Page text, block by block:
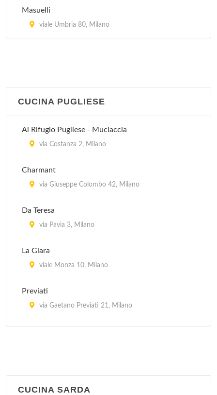
Da Francesca
viale Argonne 32, Milano
Masuelli
viale Umbria 80, Milano
CUCINA PUGLIESE
Al Rifugio Pugliese - Muciaccia
via Costanza 2, Milano
Charmant
via Giuseppe Colombo 42, Milano
Da Teresa
via Pavia 3, Milano
La Giara
viale Monza 10, Milano
Previati
via Gaetano Previati 21, Milano
CUCINA SARDA